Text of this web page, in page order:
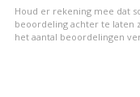
Houd er rekening mee dat
beoordeling achter te laten
het aantal beoordelingen